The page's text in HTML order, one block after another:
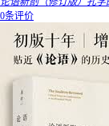
0条评价